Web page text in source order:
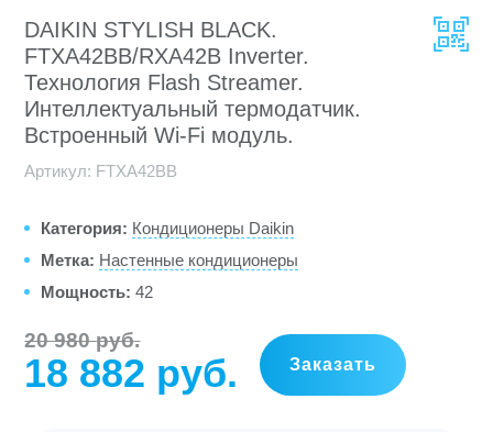
DAIKIN STYLISH BLACK.
FTXA42BB/RXA42B Inverter.
Технология Flash Streamer.
Интеллектуальный термодатчик.
Встроенный Wi-Fi модуль.
Артикул: FTXA42BB
Категория: Кондиционеры Daikin
Метка: Настенные кондиционеры
Мощность:42
20 980руб
Первоначальная
18 882 руб
Текущая
Заказать